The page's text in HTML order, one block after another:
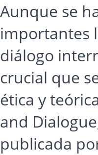
Aunque se
importantes
diálogo
crucial que
ética y
and
publicada